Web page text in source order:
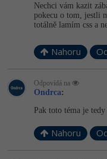
Nechci vám kazit
pokecu o tom, jestli
totálně lamím css a
Nahoru
Odpovídá na
Ondrca:
Pak toto téma je tedy
Nahoru